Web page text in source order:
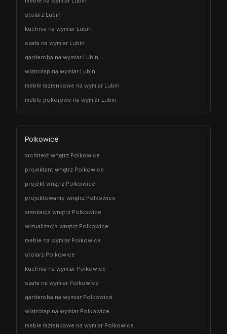
stolarz Lubin
kuchnia na wymiar Lubin
szafa na wymiar Lubin
garderoba na wymiar Lubin
wiatrołap na wymiar Lubin
meble łazienkowe na wymiar Lubin
meble pokojowe na wymiar Lubin
Polkowice
architekt wnętrz Polkowice
projektant wnętrz Polkowice
projekt wnętrz Polkowice
projektowanie wnętrz Polkowice
aranżacja wnętrz Polkowice
wizualizacja wnętrz Polkowice
meble na wymiar Polkowice
stolarz Polkowice
kuchnia na wymiar Polkowice
szafa na wymiar Polkowice
garderoba na wymiar Polkowice
wiatrołap na wymiar Polkowice
meble łazienkowe na wymiar Polkowice